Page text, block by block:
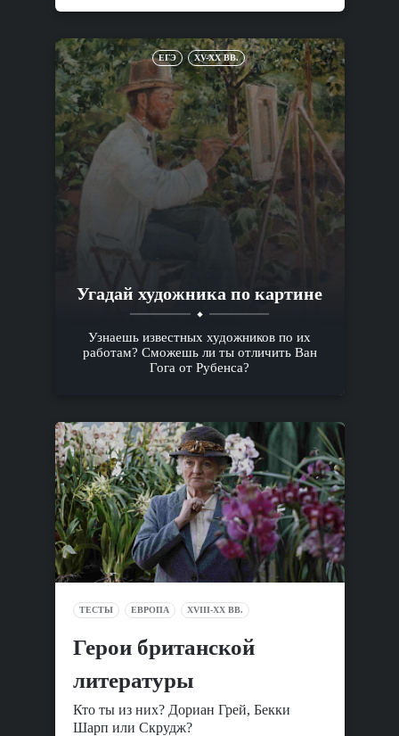
ЕГЭ XV-XX ВВ.
Угадай художника по картине
Узнаешь известных художников по их
работам? Сможешь ли ты отличить Ван
Гога от Рубенса?
ТЕСТЫ ЕВРОПА XVIII-XX ВВ.
Герои британской
литературы
Кто ты из них? Дориан Грей, Бекки
Шарп или Скрудж?